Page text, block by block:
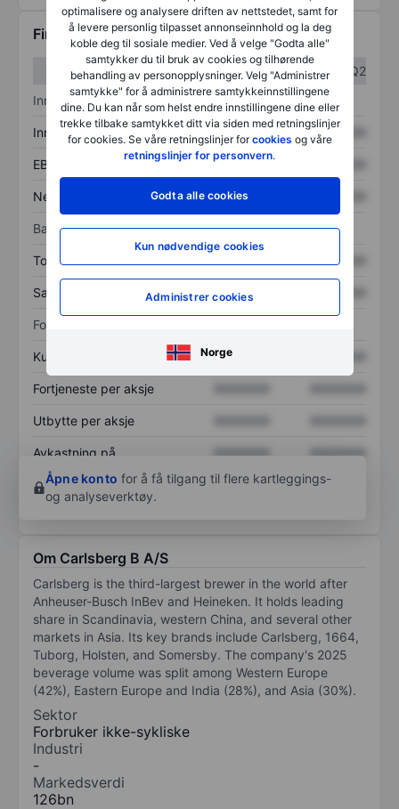
optimalisere og analysere driften av nettstedet, samt for
å levere personlig tilpasset annonseinnhold og la deg
koble deg til sosiale medier. Ved å velge "Godta alle"
samtykker du til bruk av cookies og tilhørende
behandling av personopplysninger. Velg "Administrer
samtykke" for å administrere samtykkeinnstillingene
dine. Du kan når som helst endre innstillingene dine eller
trekke tilbake samtykket ditt via siden med retningslinjer
for cookies. Se våre retningslinjer forcookies og våre
retningslinjer for personvern.
Godta alle cookies
Kun nødvendige cookies
Administrer cookies
Norge
Finansiell informasjon
Q1
Q2
Inntektsoversikt
Inntekter XXXXXXX XXXXXXX
EBITDA XXXXXXX
Nettoinntekt XXXXXXX
Balanse
Totale eiendeler XXXXXXX
Samlet gjeld XXXXXXX
Forholdstall
Kurs/salg XXXXXXX
Fortjeneste per aksje
Utbytte per aksje
Avkastning på
egenkapital
XXXXXXX
XXXXXXX
Åpne konto for å få tilgang til flere kartleggings-
og analyseverktøy.
Om Carlsberg B A/S
Carlsberg is the third-largest brewer in the world after
Anheuser-Busch InBev and Heineken. It holds leading
share in Scandinavia, western China, and several other
markets in Asia. Its key brands include Carlsberg, 1664,
Tuborg, Holsten, and Somersby. The company's 2025
beverage volume was split among Western Europe
(42%), Eastern Europe and India (28%), and Asia (30%).
Sektor
Forbruker ikke-sykliske
Industri
-
Markedsverdi
126bn